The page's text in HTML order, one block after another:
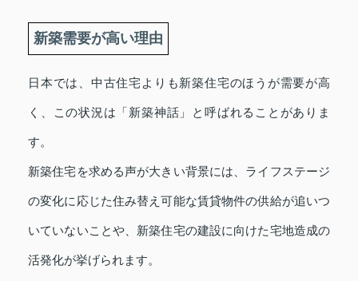
新築需要が高い理由
日本では、中古住宅よりも新築住宅のほうが需要が高
く、この状況は「新築神話」と呼ばれることがありま
す。
新築住宅を求める声が大きい背景には、ライフステージ
の変化に応じた住み替え可能な賃貸物件の供給が追いつ
いていないことや、新築住宅の建設に向けた宅地造成の
活発化が挙げられます。